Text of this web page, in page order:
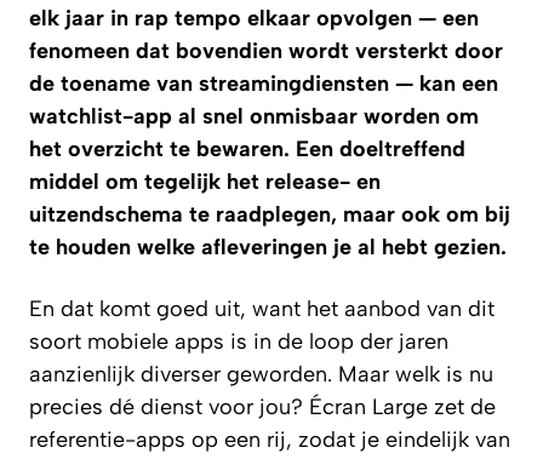
elk jaar in rap tempo elkaar opvolgen — een
fenomeen dat bovendien wordt versterkt door
de toename van streamingdiensten — kan een
watchlist-app al snel onmisbaar worden om
het overzicht te bewaren. Een doeltreffend
middel om tegelijk het release- en
uitzendschema te raadplegen, maar ook om bij
te houden welke afleveringen je al hebt gezien.
En dat komt goed uit, want het aanbod van dit
soort mobiele apps is in de loop der jaren
aanzienlijk diverser geworden. Maar welk is nu
precies dé dienst voor jou? Écran Large zet de
referentie-apps op een rij, zodat je eindelijk van